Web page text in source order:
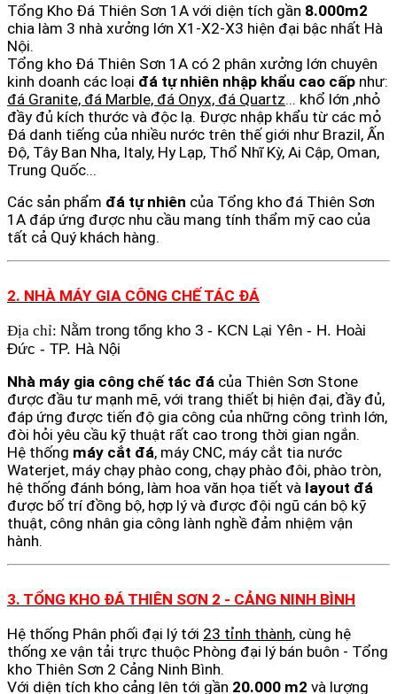
Tổng Kho Đá Thiên Sơn 1A với diện tích gần 8.000m2
chia làm 3 nhà xưởng lớn X1-X2-X3 hiện đại bậc nhất Hà
Nội.
Tổng kho Đá Thiên Sơn 1A có 2 phân xưởng lớn chuyên
kinh doanh các loại đá tự nhiên nhập khẩu cao cấp như:
đá Granite, đá Marble, đá Onyx, đá Quartz... khổ lớn ,nhỏ
đầy đủ kích thước và độc lạ. Được nhập khẩu từ các mỏ
Đá danh tiếng của nhiều nước trên thế giới như Brazil, Ấn
Độ, Tây Ban Nha, Italy, Hy Lạp, Thổ Nhĩ Kỳ, Ai Cập, Oman,
Trung Quốc...
Các sản phẩm đá tự nhiên của Tổng kho đá Thiên Sơn
1A đáp ứng được nhu cầu mang tính thẩm mỹ cao của
tất cả Quý khách hàng.
2. NHÀ MÁY GIA CÔNG CHẾ TÁC ĐÁ
Địa chỉ: Nằm trong tổng kho 3 - KCN Lại Yên - H. Hoài
Đức - TP. Hà Nội
Nhà máy gia công chế tác đá của Thiên Sơn Stone
được đầu tư mạnh mẽ, với trang thiết bị hiện đại, đầy đủ,
đáp ứng được tiến độ gia công của những công trình lớn,
đòi hỏi yêu cầu kỹ thuật rất cao trong thời gian ngắn.
Hệ thống máy cắt đá, máy CNC, máy cắt tia nước
Waterjet, máy chạy phào cong, chạy phào đôi, phào tròn,
hệ thống đánh bóng, làm hoa văn họa tiết và layout đá
được bố trí đồng bộ, hợp lý và được đội ngũ cán bộ kỹ
thuật, công nhân gia công lành nghề đảm nhiệm vận
hành.
3. TỔNG KHO ĐÁ THIÊN SƠN 2 - CẢNG NINH BÌNH
Hệ thống Phân phối đại lý tới 23 tỉnh thành, cùng hệ
thống xe vận tải trực thuộc Phòng đại lý bán buôn - Tổng
kho Thiên Sơn 2 Cảng Ninh Bình.
Với diện tích kho cảng lên tới gần 20.000 m2 và lượng